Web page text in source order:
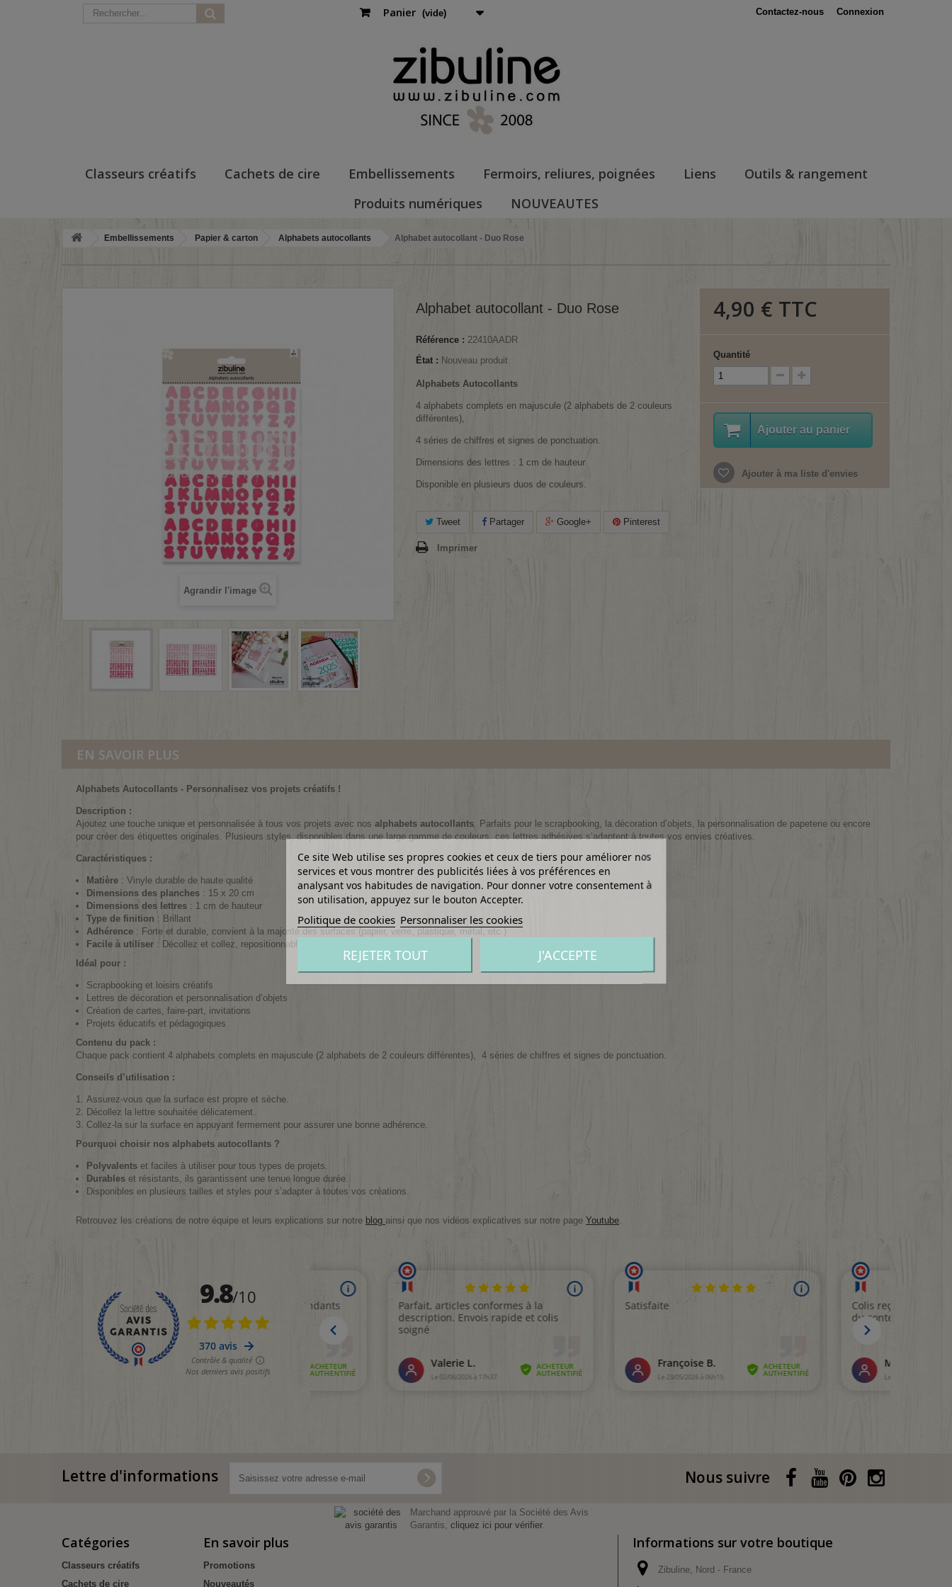
Connexion
Contactez-nous
Panier (vide)
Classeurs créatifs Cachets de cire Embellissements Fermoirs, reliures, poignées Liens
Outils & rangement
Produits numériques
NOUVEAUTES
Embellissements Papier & carton Alphabets autocollants Alphabet autocollant - Duo Rose
Agrandir l'image
Alphabet autocollant - Duo Rose
Référence : 22410AADR
État : Nouveau produit
Alphabets Autocollants
4 alphabets complets en majuscule (2 alphabets de 2 couleurs
différentes),
4 séries de chiffres et signes de ponctuation.
Dimensions des lettres : 1 cm de hauteur
Disponible en plusieurs duos de couleurs.
Tweet Partager Google+ Pinterest
Imprimer
4,90 € TTC
Quantité
Ajouter au panier
Ajouter à ma liste d'envies
EN SAVOIR PLUS
Alphabets Autocollants - Personnalisez vos projets créatifs !
Description :
Ajoutez une touche unique et personnalisée à tous vos projets avec nos alphabets autocollants. Parfaits pour le scrapbooking, la décoration d’objets, la personnalisation de papeterie ou encore
pour créer des étiquettes originales. Plusieurs styles, disponibles dans une large gamme de couleurs, ces lettres adhésives s’adaptent à toutes vos envies créatives.
Caractéristiques :
Matière : Vinyle durable de haute qualité
Dimensions des planches : 15 x 20 cm
Dimensions des lettres : 1 cm de hauteur
Type de finition : Brillant
Adhérence : Forte et durable, convient à la majorité des surfaces (papier, verre, plastique, métal, etc.)
Facile à utiliser : Décollez et collez, repositionnables sans laisser de résidus !
Idéal pour :
Scrapbooking et loisirs créatifs
Lettres de décoration et personnalisation d’objets
Création de cartes, faire-part, invitations
Projets éducatifs et pédagogiques
Contenu du pack :
Chaque pack contient 4 alphabets complets en majuscule (2 alphabets de 2 couleurs différentes), 4 séries de chiffres et signes de ponctuation.
Conseils d’utilisation :
Assurez-vous que la surface est propre et sèche.
Décollez la lettre souhaitée délicatement.
Collez-la sur la surface en appuyant fermement pour assurer une bonne adhérence.
Pourquoi choisir nos alphabets autocollants ?
Polyvalents et faciles à utiliser pour tous types de projets.
Durables et résistants, ils garantissent une tenue longue durée.
Disponibles en plusieurs tailles et styles pour s’adapter à toutes vos créations.
Retrouvez les créations de notre équipe et leurs explications sur notre blog ainsi que nos vidéos explicatives sur notre page Youtube.
Lettre d'informations Nous suivre
Catégories
Classeurs créatifs
Cachets de cire
En savoir plus
Promotions
Nouveautés
Informations sur votre boutique
Zibuline, Nord - France
Marchand approuvé par la Société des Avis
Garantis, cliquez ici pour vérifier.
Ce site Web utilise ses propres cookies et ceux de tiers pour améliorer nos
services et vous montrer des publicités liées à vos préférences en
analysant vos habitudes de navigation. Pour donner votre consentement à
son utilisation, appuyez sur le bouton Accepter.
Politique de cookies Personnaliser les cookies
REJETER TOUT J'ACCEPTE